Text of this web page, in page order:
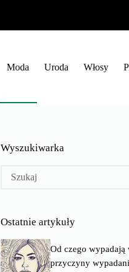
Moda Uroda Włosy
Wyszukiwarka
Brak
Ostatnie artykuły
Od czego wypadają
przyczyny